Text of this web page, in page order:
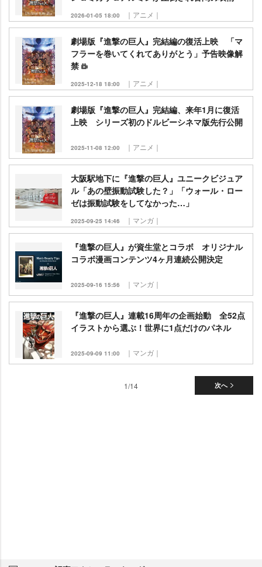
2026-01-05 18:00 ｜アニメ｜
劇場版『進撃の巨人』完結編の復活上映 「マ
フラーを巻いてくれてありがとう」予告映像解
禁
2025-12-18 18:00 ｜アニメ｜
劇場版『進撃の巨人』完結編、来年1月に復活
上映 シリーズ初のドルビーシネマ版先行公開
2025-11-08 12:00 ｜アニメ｜
大阪駅地下に『進撃の巨人』ユニークビジュア
ル「あの壁振動試験した？」「ウォール・ロー
ゼは振動試験をしてなかった…」
2025-09-25 14:46 ｜マンガ｜
『進撃の巨人』が資生堂とコラボ オリジナル
コラボ漫画コンテンツ4ヶ月連続公開決定
2025-09-16 15:56 ｜マンガ｜
『進撃の巨人』連載16周年の企画始動 全52点
イラストから選ぶ！世界に1点だけのパネル
2025-09-09 11:00 ｜マンガ｜
次へ
1/14